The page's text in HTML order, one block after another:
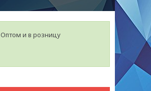
Оптом и в розницу